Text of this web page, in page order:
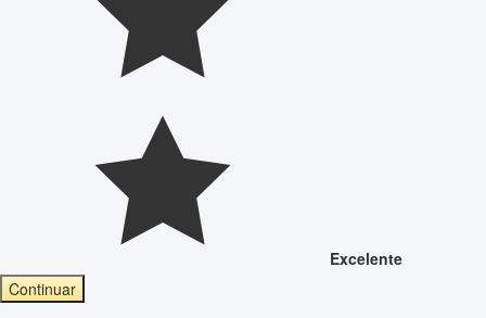
Excelente
Continuar